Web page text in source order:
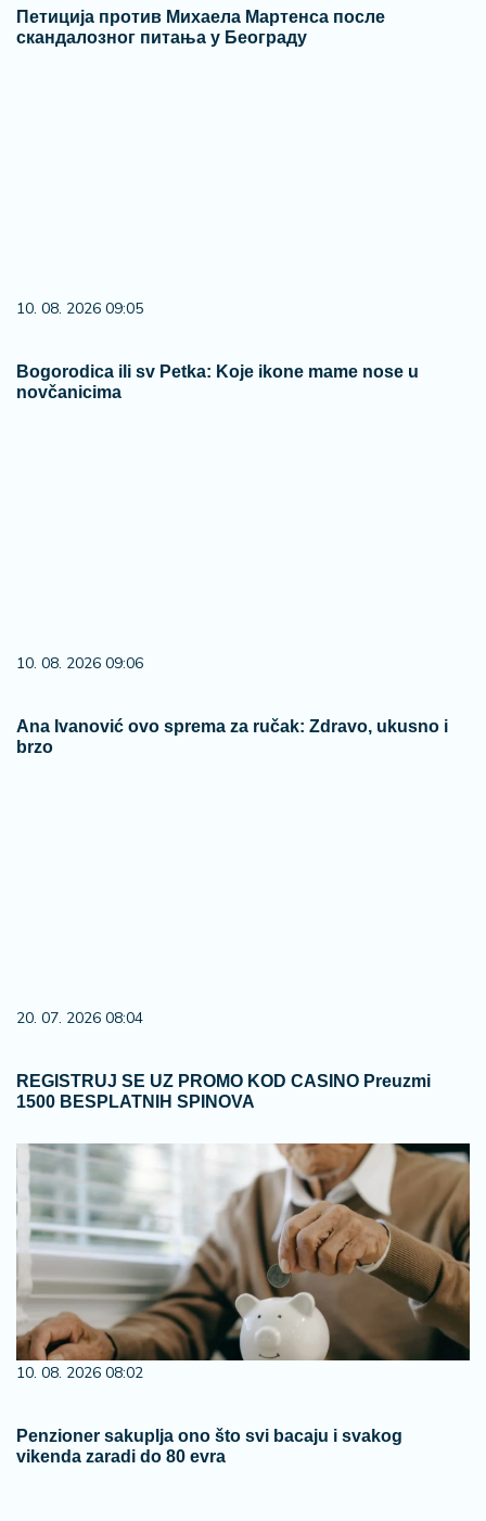
Петиција против Михаела Мартенса после
скандалозног питања у Београду
10. 08. 2026 09:05
Bogorodica ili sv Petka: Koje ikone mame nose u
novčanicima
10. 08. 2026 09:06
Ana Ivanović ovo sprema za ručak: Zdravo, ukusno i
brzo
20. 07. 2026 08:04
REGISTRUJ SE UZ PROMO KOD CASINO Preuzmi
1500 BESPLATNIH SPINOVA
10. 08. 2026 08:02
Penzioner sakuplja ono što svi bacaju i svakog
vikenda zaradi do 80 evra